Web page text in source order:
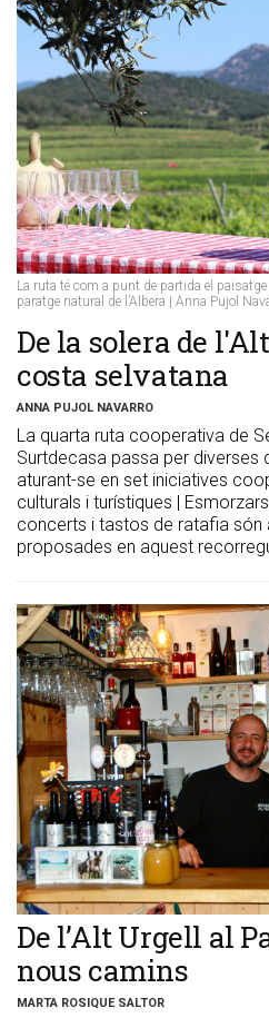
La ruta té com a punt de partida el
paratge natural de l’Albera | Anna Pujol
De la solera de
costa selvatana
ANNA PUJOL NAVARRO
La quarta ruta cooperativa de
Surtdecasa passa per diverses
aturant-se en set iniciatives
culturals i turístiques |
concerts i tastos de ratafia són
proposades en aquest
De l’Alt Urgell al
nous camins
MARTA ROSIQUE SALTOR